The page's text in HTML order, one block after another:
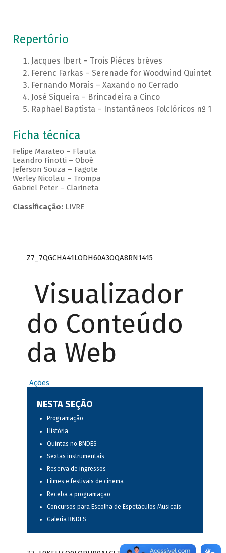
Repertório
Jacques Ibert – Trois Piéces bréves
Ferenc Farkas – Serenade for Woodwind Quintet
Fernando Morais – Xaxando no Cerrado
José Siqueira – Brincadeira a Cinco
Raphael Baptista – Instantâneos Folclóricos nº 1
Ficha técnica
Felipe Marateo – Flauta
Leandro Finotti – Oboé
Jeferson Souza – Fagote
Werley Nicolau – Trompa
Gabriel Peter – Clarineta
Classificação:LIVRE
Z7_7QGCHA41LODH60A3OQA8RN1415
Visualizador
do Conteúdo
da Web
Ações
NESTA SEÇÃO
Programação
História
Quintas no BNDES
Sextas instrumentais
Reserva de ingressos
Filmes e festivais de cinema
Receba a programação
Concursos para Escolha de Espetáculos Musicais
Galeria BNDES